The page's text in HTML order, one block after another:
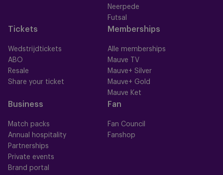
Neerpede
Futsal
Tickets
Wedstrijdtickets
ABO
Resale
Share your ticket
Memberships
Alle memberships
Mauve TV
Mauve+ Silver
Mauve+ Gold
Mauve Ket
Business
Match packs
Annual hospitality
Partnerships
Private events
Brand portal
Fan
Fan Council
Fanshop